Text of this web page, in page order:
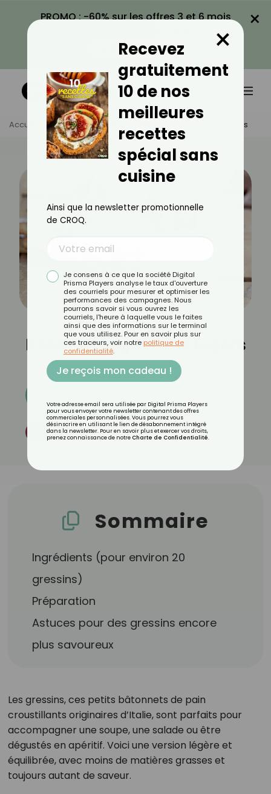
PROMO : -60% sur les offres 3 et 6 mois
VOIR LA PROMO
×
Accueil Actus Recettes Recette De Gressins Légers
Recette de gressins légers
RECETTES ParThomas Sanchez
Publié le22/03/2025
Sommaire
Ingrédients (pour environ 20
gressins)
Préparation
Astuces pour des gressins encore
plus savoureux
Les gressins, ces petits bâtonnets de pain
croustillants originaires d’Italie, sont parfaits pour
accompagner une soupe, une salade ou être
dégustés en apéritif. Voici une version légère et
équilibrée, avec moins de matières grasses et
toujours autant de saveur.
Recevez
gratuitement
10 de nos
meilleures
recettes
spécial sans
cuisine
×
Ainsi que la newsletter promotionnelle
de CROQ.
Je consens à ce que la société Digital
Prisma Players analyse le taux d'ouverture
des courriels pour mesurer et optimiser les
performances des campagnes. Nous
pourrons savoir si vous ouvrez les
courriels, l'heure à laquelle vous le faites
ainsi que des informations sur le terminal
que vous utilisez. Pour en savoir plus sur
ces traceurs, voir notre politique de
confidentialité.
Je reçois mon cadeau !
Votre adresse email sera utilisée par Digital Prisma Players
pour vous envoyer votre newsletter contenant des offres
commerciales personnalisées. Vous pourrez vous
désinscrire en utilisant le lien de désabonnement intégré
dans la newsletter. Pour en savoir plus et exercer vos droits,
prenez connaissance de notre Charte de Confidentialité.